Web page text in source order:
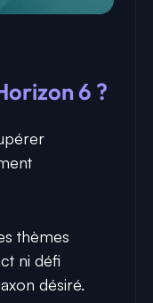
6 ?
thèmes
ni défi
désiré.